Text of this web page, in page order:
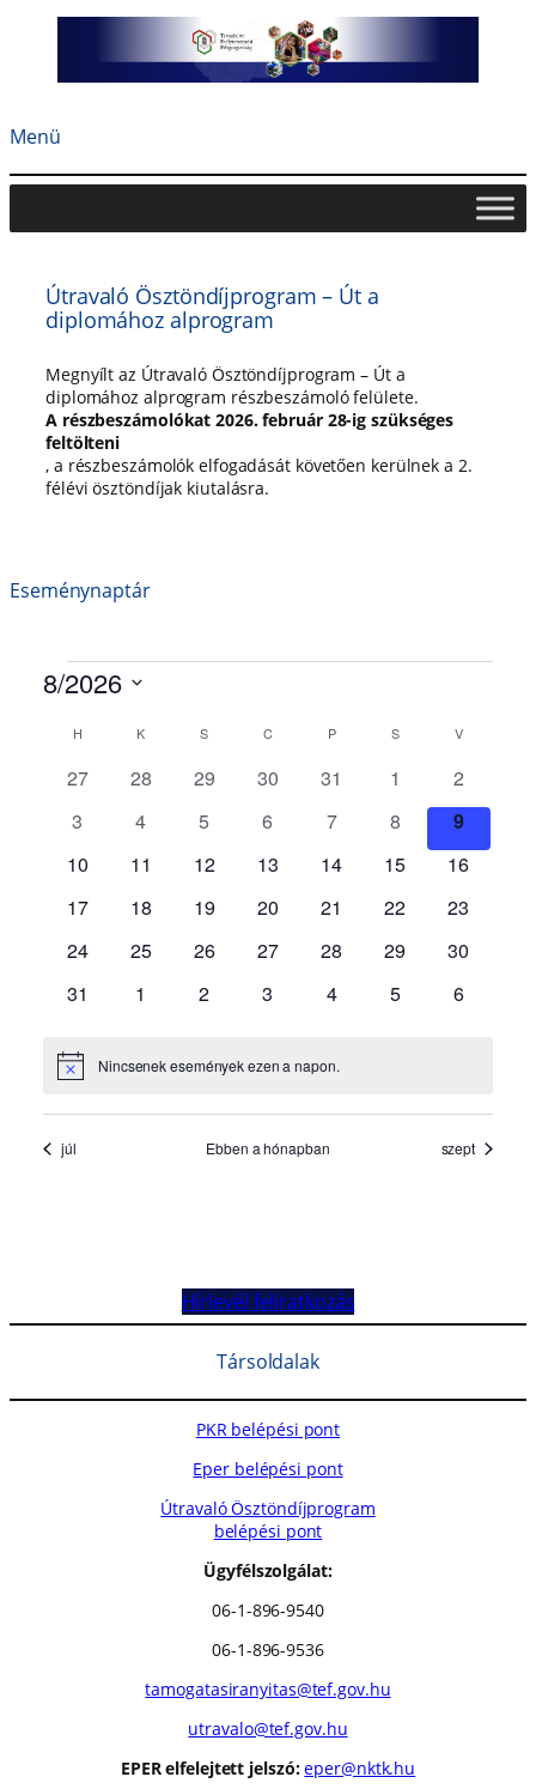
Menü
Útravaló Ösztöndíjprogram – Út a
diplomához alprogram
Megnyílt az Útravaló Ösztöndíjprogram – Út a
diplomához alprogram részbeszámoló felülete.
A részbeszámolókat 2026. február 28-ig szükséges
feltölteni
, a részbeszámolók elfogadását követően kerülnek a 2.
félévi ösztöndíjak kiutalásra.
Eseménynaptár
Hírlevél feliratkozás
Társoldalak
PKR belépési pont
Eper belépési pont
Útravaló Ösztöndíjprogram
belépési pont
Ügyfélszolgálat:
06-1-896-9540
06-1-896-9536
tamogatasiranyitas@tef.gov.hu
utravalo@tef.gov.hu
EPER elfelejtett jelszó: eper@nktk.hu